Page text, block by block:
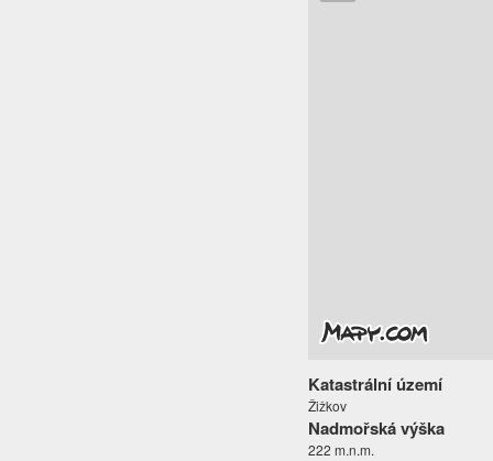
Katastrální území
Žižkov
Nadmořská výška
222 m.n.m.